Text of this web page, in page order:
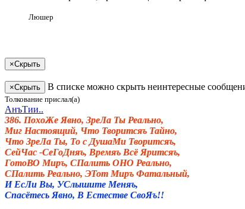
Люшер
×Скрыть
×Скрыть В списке можно скрыть неинтересные
Толкование прислал(а)
АнъТии..
386. ПохоЖе Явно, ЗреЛа Ты Реально,
Миг Настоящий, Что Творитсяъ Тайно,
Что ЗреЛа Ты, То с ДушаМи Творитсяъ,
СейЧас -СеГоДняъ, Времяъ Всё Яритсяъ,
ГотоВО Миръ, СПалить ОНО Реально,
СПалить Реально, ЭТот Миръ Фатальный,
И ЕсЛи Вы, УСлышите Меняъ,
Спасётесь Явно, В Естестве СвоЯъ!!